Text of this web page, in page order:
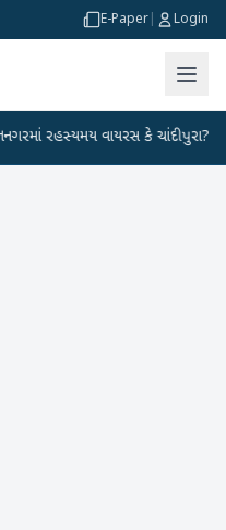
E-Paper Login
કે ચાંદીપુરા? 6 બાળકોના